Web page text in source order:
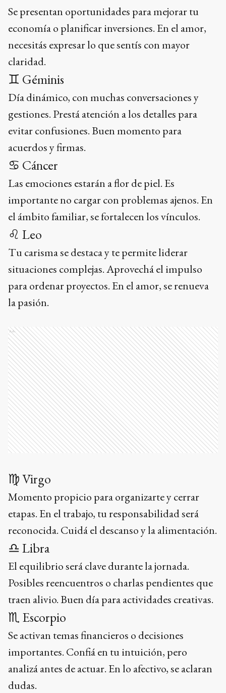
Se presentan oportunidades para mejorar tu
economía o planificar inversiones. En el amor,
necesitás expresar lo que sentís con mayor
claridad.
♊ Géminis
Día dinámico, con muchas conversaciones y
gestiones. Prestá atención a los detalles para
evitar confusiones. Buen momento para
acuerdos y firmas.
♋ Cáncer
Las emociones estarán a flor de piel. Es
importante no cargar con problemas ajenos. En
el ámbito familiar, se fortalecen los vínculos.
♌ Leo
Tu carisma se destaca y te permite liderar
situaciones complejas. Aprovechá el impulso
para ordenar proyectos. En el amor, se renueva
la pasión.
Ads
♍ Virgo
Momento propicio para organizarte y cerrar
etapas. En el trabajo, tu responsabilidad será
reconocida. Cuidá el descanso y la alimentación.
♎ Libra
El equilibrio será clave durante la jornada.
Posibles reencuentros o charlas pendientes que
traen alivio. Buen día para actividades creativas.
♏ Escorpio
Se activan temas financieros o decisiones
importantes. Confiá en tu intuición, pero
analizá antes de actuar. En lo afectivo, se aclaran
dudas.